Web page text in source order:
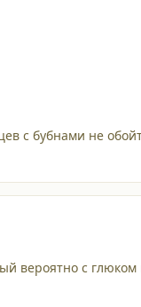
с бубнами не
с глюком